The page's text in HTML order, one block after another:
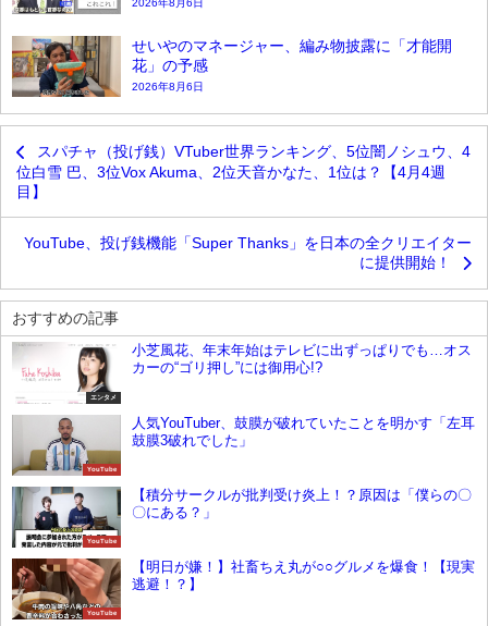
2026年8月6日
せいやのマネージャー、編み物披露に「才能開
花」の予感
2026年8月6日
スパチャ（投げ銭）VTuber世界ランキング、5位闇ノシュウ、4
位白雪 巴、3位Vox Akuma、2位天音かなた、1位は？【4月4週
目】
YouTube、投げ銭機能「Super Thanks」を日本の全クリエイター
に提供開始！
おすすめの記事
エンタメ
小芝風花、年末年始はテレビに出ずっぱりでも…オス
カーの“ゴリ押し”には御用心!?
YouTube
人気YouTuber、鼓膜が破れていたことを明かす「左耳
鼓膜3破れでした」
YouTube
【積分サークルが批判受け炎上！？原因は「僕らの〇
〇にある？」
YouTube
【明日が嫌！】社畜ちえ丸が○○グルメを爆食！【現実
逃避！？】